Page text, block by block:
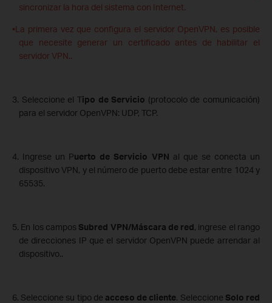
sincronizar la hora del sistema con Internet.
•La primera vez que configura el servidor OpenVPN, es posible
que necesite generar un certificado antes de habilitar el
servidor VPN..
3. Seleccione el Tipo de Servicio (protocolo de comunicación)
para el servidor OpenVPN: UDP, TCP.
4. Ingrese un Puerto de Servicio VPN al que se conecta un
dispositivo VPN, y el número de puerto debe estar entre 1024 y
65535.
5. En los campos Subred VPN/Máscara de red, ingrese el rango
de direcciones IP que el servidor OpenVPN puede arrendar al
dispositivo..
6. Seleccione su tipo de acceso de cliente. Seleccione Solo red